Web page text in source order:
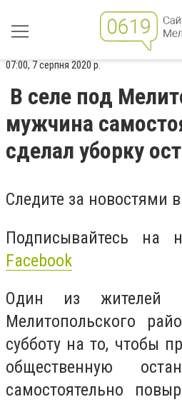
07:00, 7 серпня 2020 р.
В селе под
мужчина
сделал уборку
Следите за новостями в
Подписывайтесь на
Facebook
Один из жителей
Мелитопольского
субботу на то, чтобы
общественную
самостоятельно